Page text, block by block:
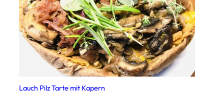
Lauch Pilz Tarte mit Kapern